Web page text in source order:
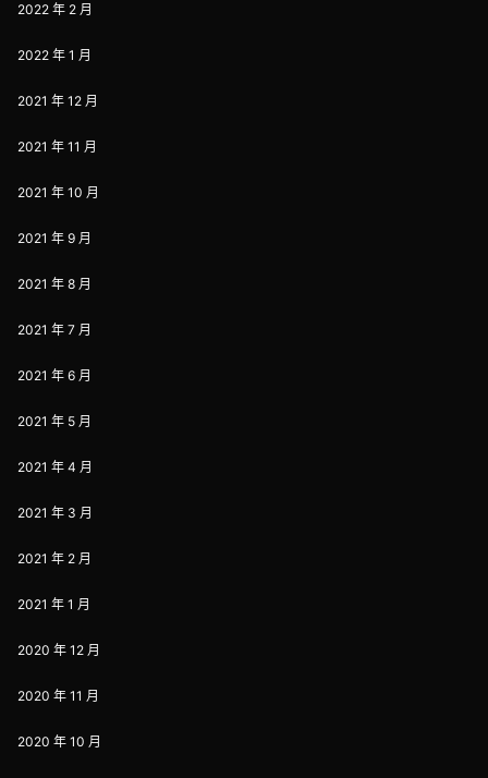
2022 年 2 月
2022 年 1 月
2021 年 12 月
2021 年 11 月
2021 年 10 月
2021 年 9 月
2021 年 8 月
2021 年 7 月
2021 年 6 月
2021 年 5 月
2021 年 4 月
2021 年 3 月
2021 年 2 月
2021 年 1 月
2020 年 12 月
2020 年 11 月
2020 年 10 月